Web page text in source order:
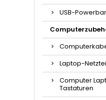
USB-
Laptop-
Computer
Tastaturen